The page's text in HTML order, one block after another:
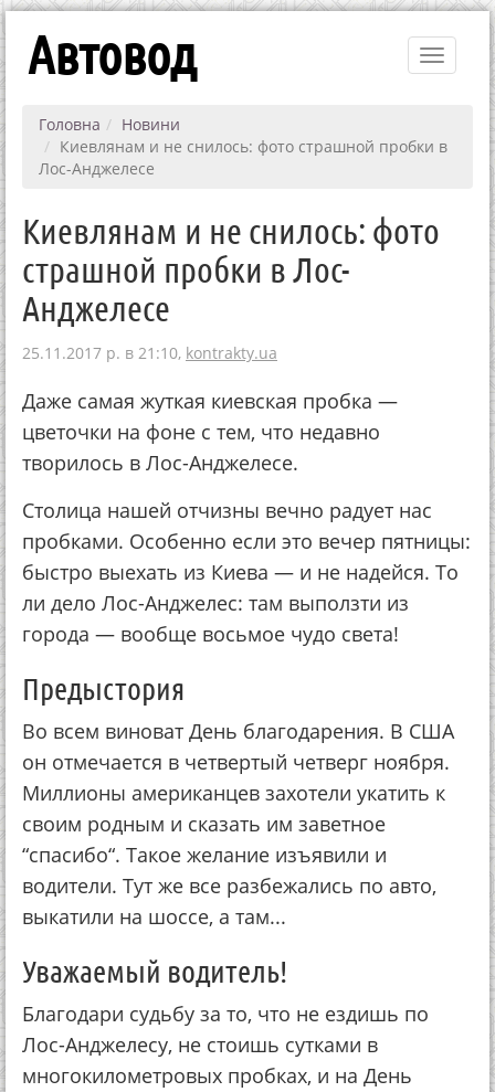
Toggle
Автовод
Головна
Новини
Киевлянам и не снилось: фото страшной пробки в
Лос-Анджелесе
Киевлянам и не снилось: фото
страшной пробки в Лос-
Анджелесе
25.11.2017 р. в 21:10, kontrakty.ua
Даже самая жуткая киевская пробка —
цветочки на фоне с тем, что недавно
творилось в Лос-Анджелесе.
Столица нашей отчизны вечно радует нас
пробками. Особенно если это вечер пятницы:
быстро выехать из Киева — и не надейся. То
ли дело Лос-Анджелес: там выползти из
города — вообще восьмое чудо света!
Предыстория
Во всем виноват День благодарения. В США
он отмечается в четвертый четверг ноября.
Миллионы американцев захотели укатить к
своим родным и сказать им заветное
“спасибо“. Такое желание изъявили и
водители. Тут же все разбежались по авто,
выкатили на шоссе, а там...
Уважаемый водитель!
Благодари судьбу за то, что не ездишь по
Лос-Анджелесу, не стоишь сутками в
многокилометровых пробках, и на День